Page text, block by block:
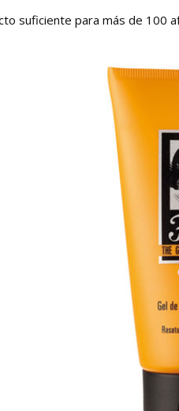
suficiente para más de 100